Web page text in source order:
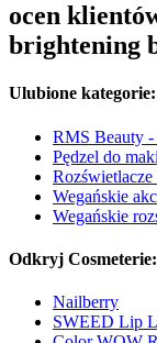
ocen
brightening
Ulubione kategorie:
RMS Beauty
Pędzel do
Wegańskie
Wegańskie
Odkryj Cosmeterie:
Nailberry
SWEED Lip